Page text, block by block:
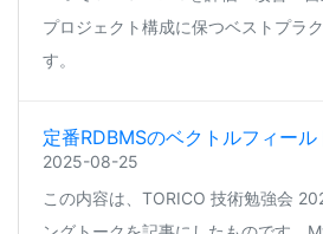
プロジェクト構成に保つベストプラ
す。
定番RDBMSのベクトルフィー
2025-08-25
この内容は、TORICO 技術勉強会